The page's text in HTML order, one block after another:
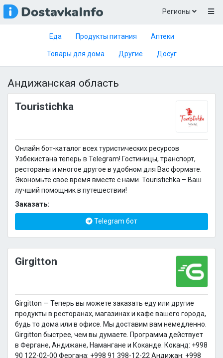
Регионы
Еда Продукты питания Аптеки
Товары для дома Другие Досуг
Андижанская область
Touristichka
Онлайн бот-каталог всех туристических ресурсов
Узбекистана теперь в Telegram! Гостиницы, транспорт,
рестораны и многое другое в удобном для Вас формате.
Экономьте свое время вместе с нами. Touristichka – Ваш
лучший помощник в путешествии!
Заказать:
Telegram бот
Girgitton
Girgitton — Теперь вы можете заказать еду или другие
продукты в ресторанах, магазинах и кафе вашего города,
будь то дома или в офисе. Мы доставим вам немедленно.
Girgitton быстрее, чем вы думаете. Программа действует
в Фергане, Андижане, Намангане и Коканде. Коканд: +998
90 122-02-00 Фергана: +998 91 398-12-22 Андижан: +998